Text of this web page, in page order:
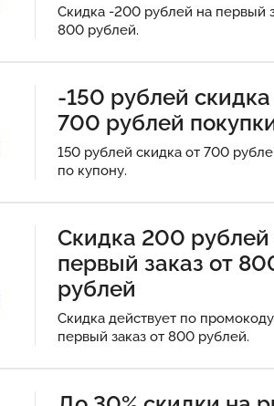
Скидка -200 рублей на первый
800 рублей.
-150 рублей скидка
700 рублей
150 рублей скидка от 700
по купону.
Скидка 200 рублей
первый заказ от
рублей
Скидка действует по
первый заказ от 800 рублей.